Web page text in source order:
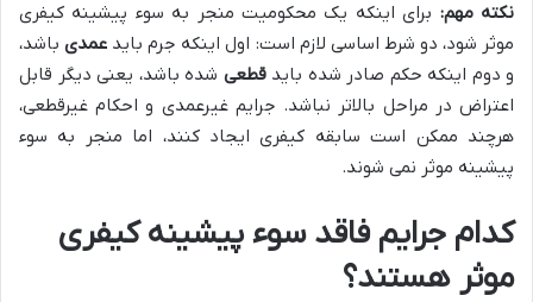
نکته مهم: برای اینکه یک محکومیت منجر به سوء پیشینه کیفری
موثر شود، دو شرط اساسی لازم است: اول اینکه جرم باید عمدیباشد،
و دوم اینکه حکم صادر شده بایدقطعی شده باشد، یعنی دیگر قابل
اعتراض در مراحل بالاتر نباشد. جرایم غیرعمدی و احکام غیرقطعی،
هرچند ممکن است سابقه کیفری ایجاد کنند، اما منجر به سوء
پیشینه موثر نمی شوند.
کدام جرایم فاقد سوء پیشینه کیفری
موثر هستند؟